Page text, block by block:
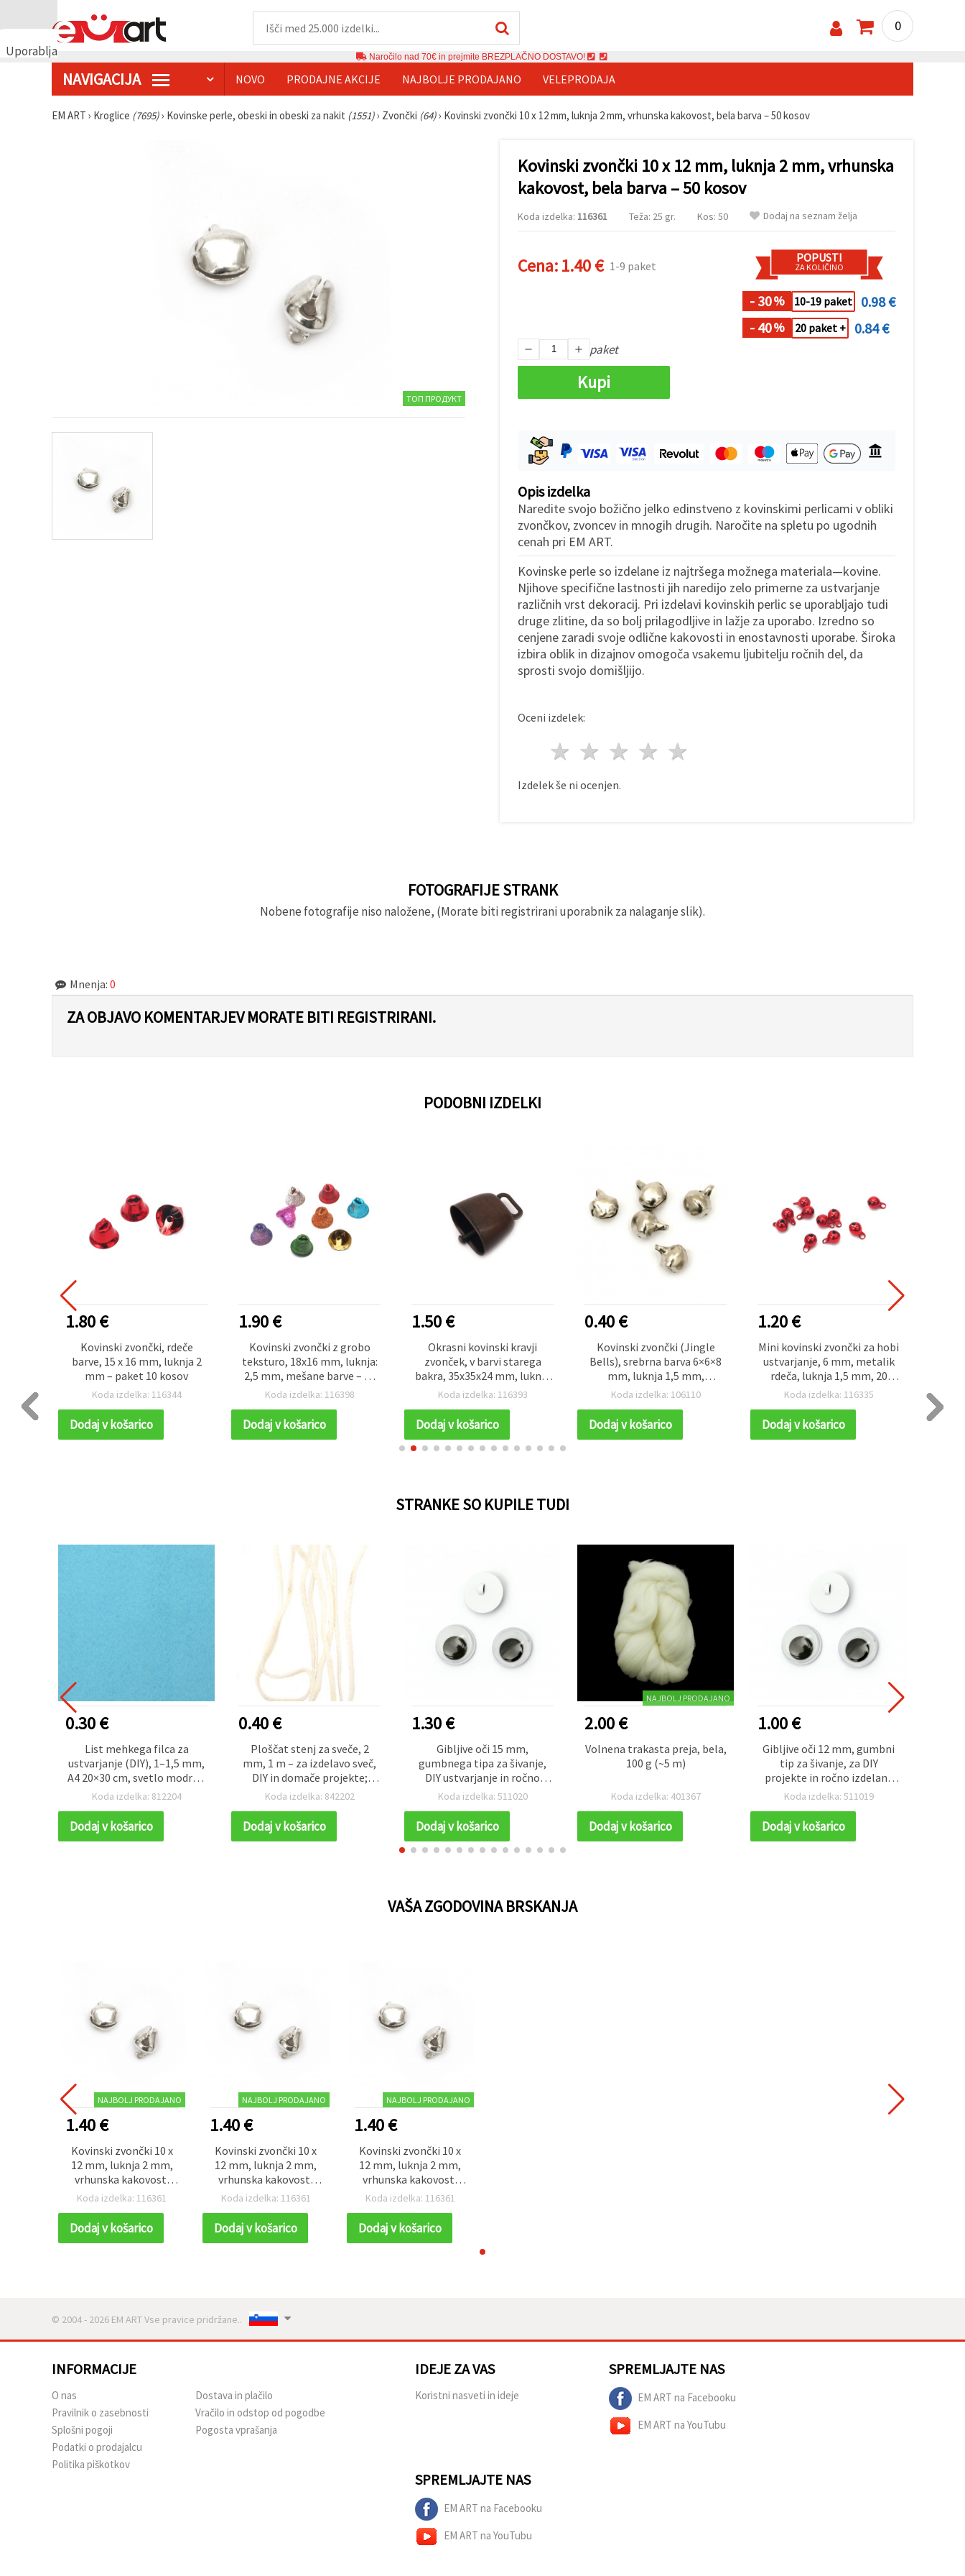
Uporabljamo
Uporabljamo
0
Naročilo nad 70€ in prejmite BREZPLAČNO DOSTAVO!
NAVIGACIJA NOVO PRODAJNE AKCIJE NAJBOLJE PRODAJANO VELEPRODAJA
EM ART › Kroglice (7695)› Kovinske perle, obeski in obeski za nakit (1551)› Zvončki (64)› Kovinski zvončki 10 x 12 mm, luknja 2 mm, vrhunska kakovost, bela barva – 50 kosov
ТОП ПРОДУКТ
Kovinski zvončki 10 x 12 mm, luknja 2 mm, vrhunska
kakovost, bela barva – 50 kosov
Koda izdelka: 116361 Teža: 25 gr. Kos: 50 Dodaj na seznam želja
Cena:1.40 € 1-9 paket
POPUSTI
ZA KOLIČINO
- 30% 10-19 paket
0.98 €
- 40% 20 paket + 0.84 €
paket
Kupi
Opis izdelka
Naredite svojo božično jelko edinstveno z kovinskimi perlicami v obliki
zvončkov, zvoncev in mnogih drugih. Naročite na spletu po ugodnih
cenah pri EM ART.
Kovinske perle so izdelane iz najtršega možnega materiala—kovine.
Njihove specifične lastnosti jih naredijo zelo primerne za ustvarjanje
različnih vrst dekoracij. Pri izdelavi kovinskih perlic se uporabljajo tudi
druge zlitine, da so bolj prilagodljive in lažje za uporabo. Izredno so
cenjene zaradi svoje odlične kakovosti in enostavnosti uporabe. Široka
izbira oblik in dizajnov omogoča vsakemu ljubitelju ročnih del, da
sprosti svojo domišljijo.
Oceni izdelek:
4 zvezde
3 zvezde
2 zvezde
1 zvezda
Izdelek še ni ocenjen.
FOTOGRAFIJE STRANK
Nobene fotografije niso naložene, (Morate biti registrirani uporabnik za nalaganje slik).
Mnenja: 0
ZA OBJAVO KOMENTARJEV MORATE BITI REGISTRIRANI.
PODOBNI IZDELKI
1.80 €
Kovinski zvončki, rdeče
barve, 15 x 16 mm, luknja 2
mm – paket 10 kosov
Koda izdelka: 116344
Dodaj v košarico
1.90 €
Kovinski zvončki z grobo
teksturo, 18x16 mm, luknja:
2,5 mm, mešane barve – 10
kosov
Koda izdelka: 116398
Dodaj v košarico
1.50 €
Okrasni kovinski kravji
zvonček, v barvi starega
bakra, 35x35x24 mm, luknja
14 mm
Koda izdelka: 116393
Dodaj v košarico
0.40 €
Kovinski zvončki (Jingle
Bells), srebrna barva 6×6×8
mm, luknja 1,5 mm,
premium kakovost za
ustvarjanje – 50 kosov
Koda izdelka: 106110
Dodaj v košarico
1.20 €
Mini kovinski zvončki za hobi
ustvarjanje, 6 mm, metalik
rdeča, luknja 1,5 mm, 20
kosov – DIY izdelava nakita,
Koda izdelka: 116335
Dodaj v košarico
STRANKE SO KUPILE TUDI
0.30 €
List mehkega filca za
ustvarjanje (DIY), 1–1,5 mm,
A4 20×30 cm, svetlo modra –
1 kos
Koda izdelka: 812204
Dodaj v košarico
0.40 €
Ploščat stenj za sveče, 2
mm, 1 m – za izdelavo sveč,
DIY in domače projekte;
primeren za parafinski in
gorenje
Koda izdelka: 842202
Dodaj v košarico
1.30 €
Gibljive oči 15 mm,
gumbnega tipa za šivanje,
DIY ustvarjanje in ročno
izdelane dodatke – 20 kosov
Koda izdelka: 511020
Dodaj v košarico
NAJBOLJ PRODAJANO
2.00 €
Volnena trakasta preja, bela,
100 g (~5 m)
Koda izdelka: 401367
Dodaj v košarico
1.00 €
Gibljive oči 12 mm, gumbni
tip za šivanje, za DIY
projekte in ročno izdelane
dodatke - 20 kosov
Koda izdelka: 511019
Dodaj v košarico
VAŠA ZGODOVINA BRSKANJA
NAJBOLJ PRODAJANO
1.40 €
Kovinski zvončki 10 x
12 mm, luknja 2 mm,
vrhunska kakovost,
bela barva – 50 kosov
Koda izdelka: 116361
Dodaj v košarico
NAJBOLJ PRODAJANO
1.40 €
Kovinski zvončki 10 x
12 mm, luknja 2 mm,
vrhunska kakovost,
bela barva – 50 kosov
Koda izdelka: 116361
Dodaj v košarico
NAJBOLJ PRODAJANO
1.40 €
Kovinski zvončki 10 x
12 mm, luknja 2 mm,
vrhunska kakovost,
bela barva – 50 kosov
Koda izdelka: 116361
Dodaj v košarico
© 2004 - 2026 EM ART Vse pravice pridržane..
INFORMACIJE
O nas
Pravilnik o zasebnosti
Splošni pogoji
Podatki o prodajalcu
Politika piškotkov
Dostava in plačilo
Vračilo in odstop od pogodbe
Pogosta vprašanja
IDEJE ZA VAS
Koristni nasveti in ideje
SPREMLJAJTE NAS
EM ART na Facebooku
EM ART na YouTubu
SPREMLJAJTE NAS
EM ART na Facebooku
EM ART na YouTubu